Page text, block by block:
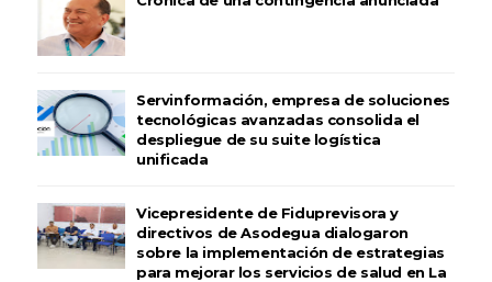
Servinformación, empresa de soluciones
tecnológicas avanzadas consolida el
despliegue de su suite logística
unificada
Vicepresidente de Fiduprevisora y
directivos de Asodegua dialogaron
sobre la implementación de estrategias
para mejorar los servicios de salud en La